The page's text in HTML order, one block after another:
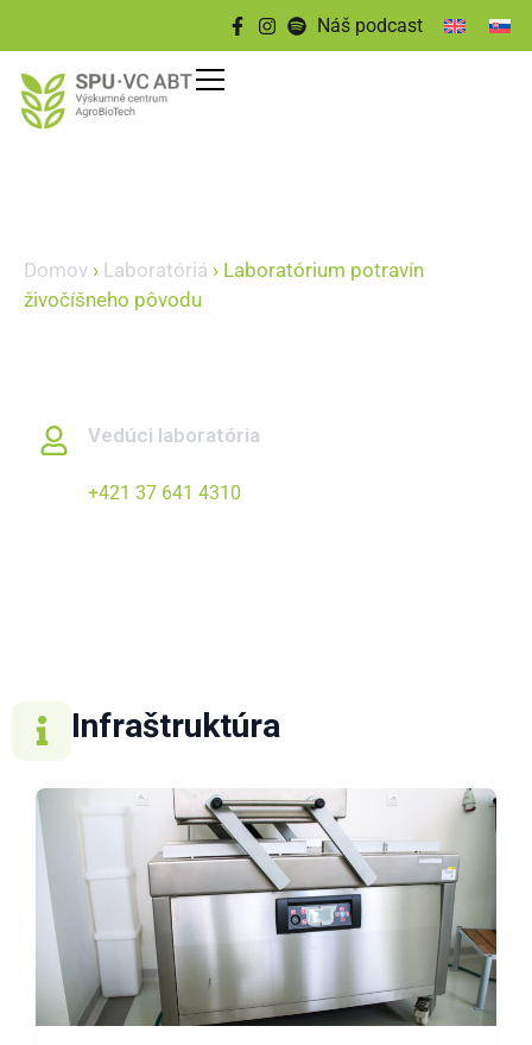
Náš podcast
Domov › Laboratóriá › Laboratórium potravín
živočíšneho pôvodu
Vedúci laboratória
+421 37 641 4310
Infraštruktúra